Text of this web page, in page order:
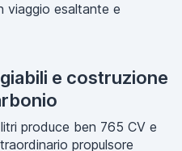
viaggio esaltante e
e costruzione
produce ben 765 CV e
propulsore